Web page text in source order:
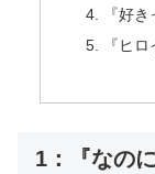
『好
『ヒ
1：『なの